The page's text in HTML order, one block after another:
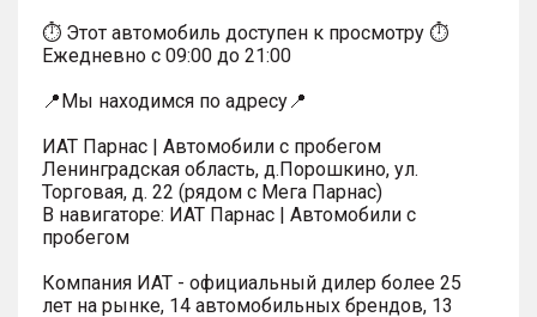
⏱ Этот автомобиль доступен к просмотру ⏱
Ежедневно с 09:00 до 21:00
📍Мы находимся по адресу📍
ИАТ Парнас | Автомобили с пробегом
Ленинградская область, д.Порошкино, ул.
Торговая, д. 22 (рядом с Мега Парнас)
В навигаторе: ИАТ Парнас | Автомобили с
пробегом
Компания ИАТ - официальный дилер более 25
лет на рынке, 14 автомобильных брендов, 13